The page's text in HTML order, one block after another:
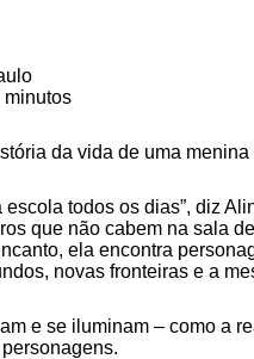
minutos
da vida de uma
escola todos os dias”, diz
que não cabem na sala
ela encontra
novas fronteiras e a
e se iluminam – como a